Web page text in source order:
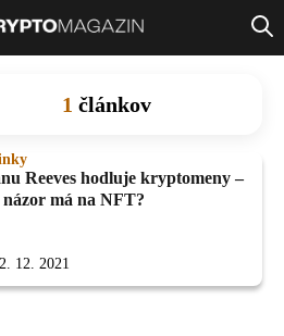
1 článkov
Reeves hodluje kryptomeny –
má na NFT?
12. 2021